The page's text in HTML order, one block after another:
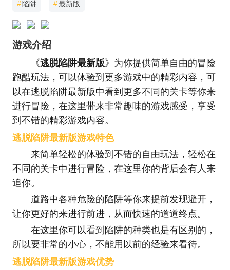
#陷阱 #最新版
游戏介绍
《逃脱陷阱最新版》为你提供简单自由的冒险
跑酷玩法，可以体验到更多游戏中的精彩内容，可
以在逃脱陷阱最新版中看到更多不同的关卡等你来
进行冒险，在这里带来非常趣味的游戏感受，享受
到不错的精彩游戏内容。
逃脱陷阱最新版游戏特色
来简单轻松的体验到不错的自由玩法，轻松在
不同的关卡中进行冒险，在这里你的背后会有人来
追你。
道路中各种危险的陷阱等你来提前发现避开，
让你更好的来进行前进，从而快速的道道终点。
在这里你可以看到陷阱的种类也是有区别的，
所以要非常的小心，不能用以前的经验来看待。
逃脱陷阱最新版游戏优势